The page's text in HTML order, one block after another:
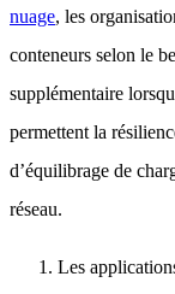
nuage, les
conteneurs selon le
supplémentaire
permettent la
d’équilibrage de
réseau.
Les